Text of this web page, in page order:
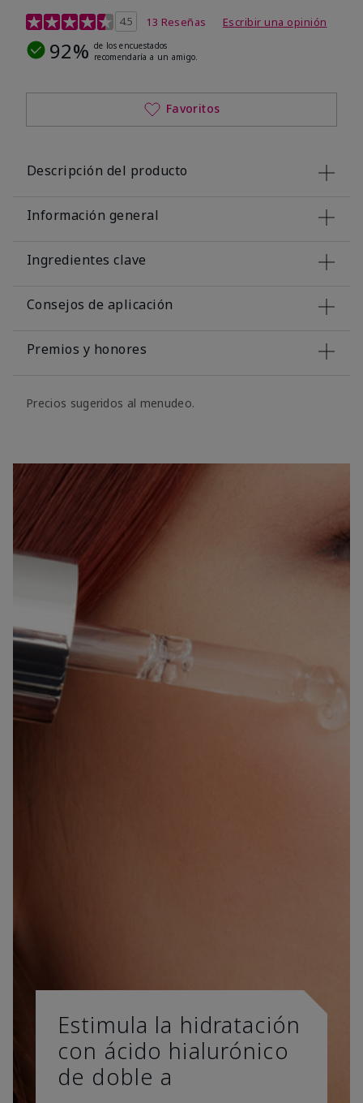
Calificación de clientes de 3,2 de 5
4.5 13 Reseñas Escribir una opinión
92% de los encuestados
recomendaría a un amigo.
Favoritos
Descripción del producto
Información general
Ingredientes clave
Consejos de aplicación
Premios y honores
Precios sugeridos al menudeo.
Estimula la hidratación
con ácido hialurónico
de doble a